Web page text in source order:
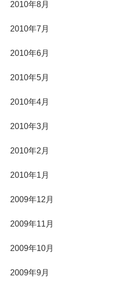
2010年8月
2010年7月
2010年6月
2010年5月
2010年4月
2010年3月
2010年2月
2010年1月
2009年12月
2009年11月
2009年10月
2009年9月